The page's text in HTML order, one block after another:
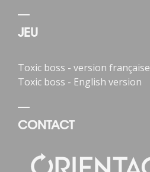
JEU
Toxic boss - version française
Toxic boss - English version
CONTACT